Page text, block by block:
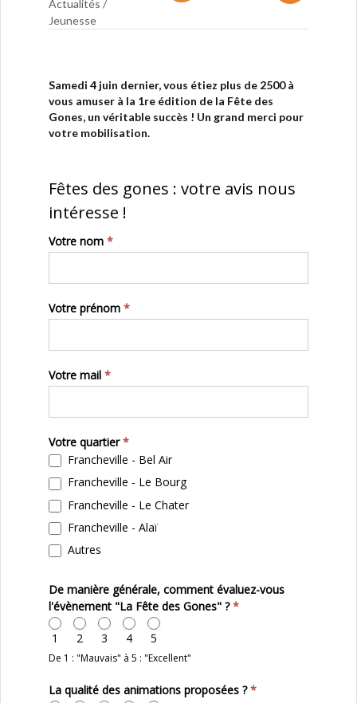
Actualités /
Jeunesse
Samedi 4 juin dernier, vous étiez plus de 2500 à
vous amuser à la 1re édition de la Fête des
Gones, un véritable succès ! Un grand merci pour
votre mobilisation.
Fêtes
des
gones
:
votre
avis
!
Fêtes des gones : votre avis nous
intéresse !
Votre nom *
Votre prénom *
Votre mail *
Votre quartier*
Francheville - Bel Air
Francheville - Le Bourg
Francheville - Le Chater
Francheville - Alaï
Autres
De manière générale, comment évaluez-vous
l'évènement "La Fête des Gones" ?*
1 2 3 4 5
De 1 : "Mauvais" à 5 : "Excellent"
La qualité des animations proposées ?*